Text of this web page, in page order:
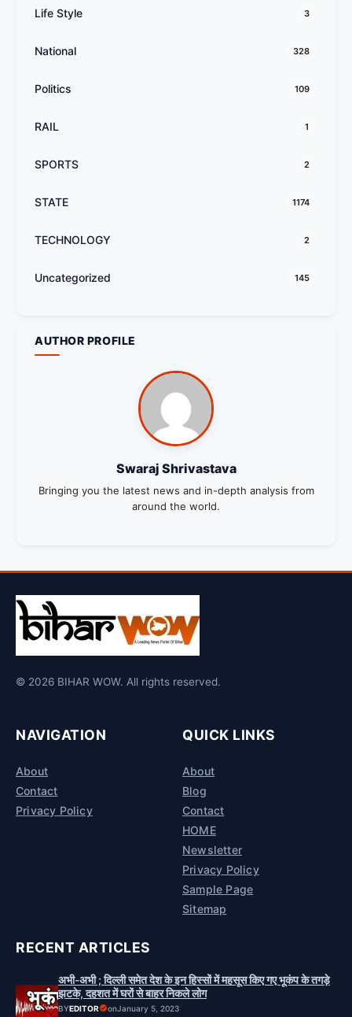
Life Style 3
National 328
Politics 109
RAIL 1
SPORTS 2
STATE 1174
TECHNOLOGY 2
Uncategorized 145
AUTHOR PROFILE
Swaraj Shrivastava
Bringing you the latest news and in-depth analysis from
around the world.
© 2026 BIHAR WOW. All rights reserved.
NAVIGATION
About
Contact
Privacy Policy
QUICK LINKS
About
Blog
Contact
HOME
Newsletter
Privacy Policy
Sample Page
Sitemap
RECENT ARTICLES
अभी-अभी ; दिल्ली समेत देश के इन हिस्सों में महसूस किए गए भूकंप के तगड़े
झटके, दहशत में घरों से बाहर निकले लोग
BYEDITOR onJanuary 5, 2023